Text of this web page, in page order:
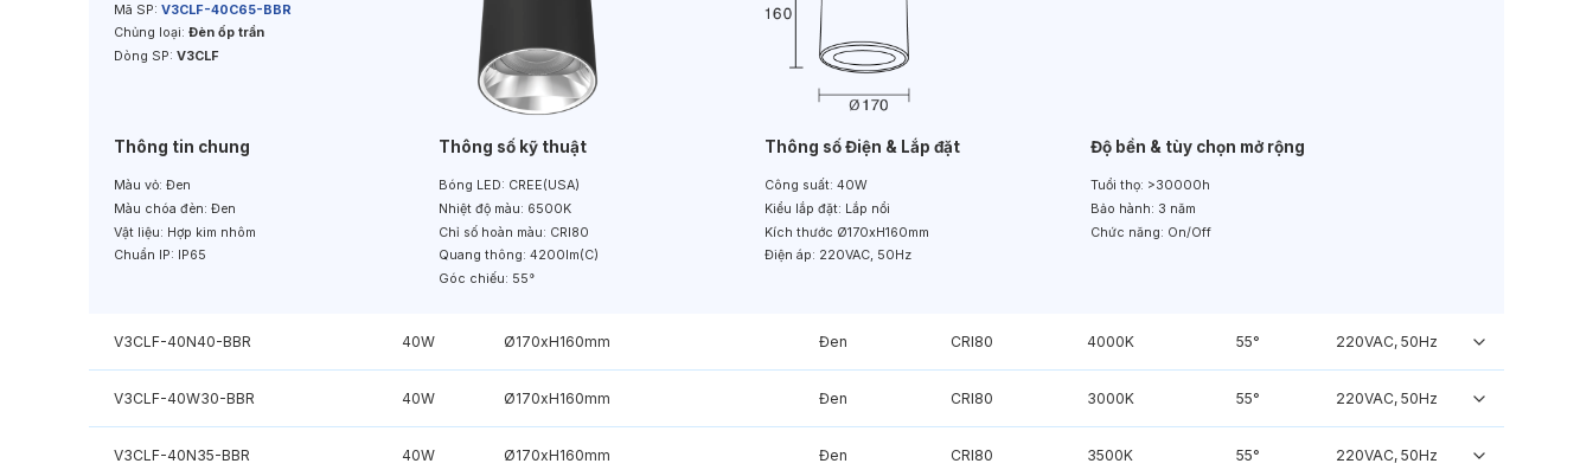
Mã SP: V3CLF-40C65-BBR
Chủng loại: Đèn ốp trần
Dòng SP: V3CLF
Thông tin chung
Màu vỏ: Đen
Màu chóa đèn: Đen
Vật liệu: Hợp kim nhôm
Chuẩn IP:
IP65
Thông số kỹ thuật
Bóng LED: CREE(USA)
Nhiệt độ màu: 6500K
Chỉ số hoàn màu: CRI80
Quang thông: 4200lm(C)
Góc chiếu: 55°
Thông số Điện & Lắp đặt
Công suất: 40W
Kiểu lắp đặt: Lắp nổi
Kích thước Ø170xH160mm
Điện áp: 220VAC, 50Hz
Độ bền & tùy chọn mở rộng
Tuổi thọ: >30000h
Bảo hành: 3 năm
Chức năng: On/Off
V3CLF-40N40-BBR 40W Ø170xH160mm Đen CRI80 4000K 55° 220VAC, 50Hz
V3CLF-40W30-BBR 40W Ø170xH160mm Đen CRI80 3000K 55° 220VAC, 50Hz
V3CLF-40N35-BBR 40W Ø170xH160mm Đen CRI80 3500K 55° 220VAC, 50Hz